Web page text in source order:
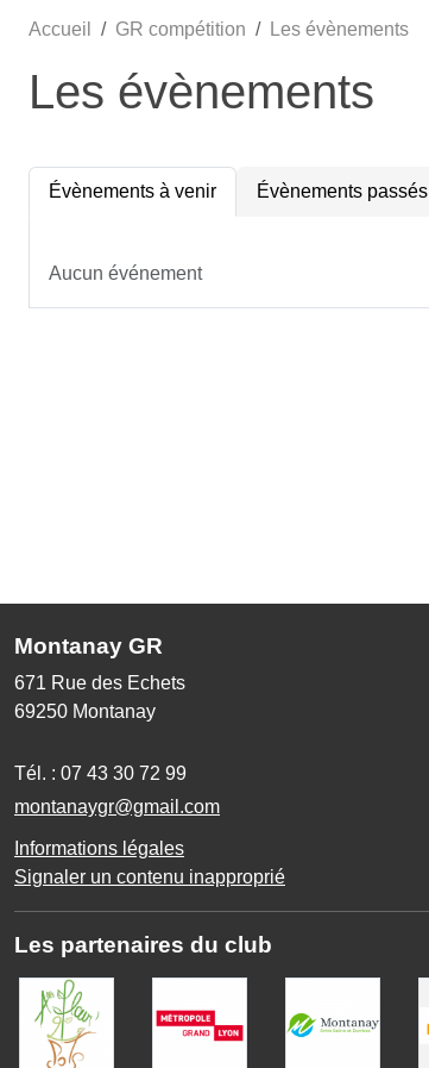
Accueil GR compétition Les évènements
Les évènements
Évènements à venir Évènements passés
Aucun événement
Montanay GR
671 Rue des Echets
69250 Montanay
Tél. : 07 43 30 72 99
montanaygr@gmail.com
Informations légales
Signaler un contenu inapproprié
Les partenaires du club